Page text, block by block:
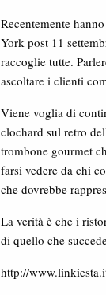
Recentemente
York post 11
raccoglie tutte.
ascoltare i clienti
Viene voglia di
clochard sul retro
trombone gourmet
farsi vedere da chi
che dovrebbe
La verità è che i
di quello che
http://